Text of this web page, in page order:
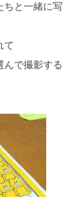
ちと一緒に写
て
んで撮影する